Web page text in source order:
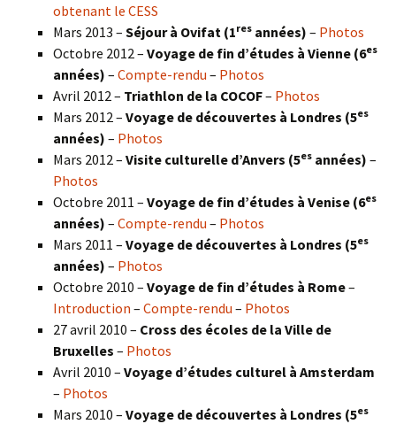
obtenant le CESS
Mars 2013 – Séjour à Ovifat (1res années) – Photos
Octobre 2012 – Voyage de fin d’études à Vienne (6es
années) – Compte-rendu – Photos
Avril 2012 – Triathlon de la COCOF– Photos
Mars 2012 – Voyage de découvertes à Londres (5es
années) – Photos
Mars 2012 – Visite culturelle d’Anvers (5es années) –
Photos
Octobre 2011 – Voyage de fin d’études à Venise (6es
années) – Compte-rendu – Photos
Mars 2011 – Voyage de découvertes à Londres (5es
années) – Photos
Octobre 2010 – Voyage de fin d’études à Rome–
Introduction – Compte-rendu – Photos
27 avril 2010 – Cross des écoles de la Ville de
Bruxelles – Photos
Avril 2010 – Voyage d’études culturel à Amsterdam
– Photos
Mars 2010 – Voyage de découvertes à Londres (5es